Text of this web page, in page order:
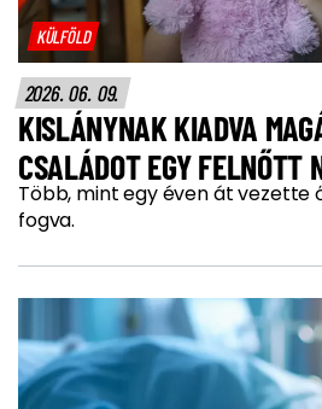
KÜLFÖLD
2026. 06. 09.
KISLÁNYNAK KIADVA
CSALÁDOT EGY FELNŐTT
Több, mint egy éven át vezette
fogva.